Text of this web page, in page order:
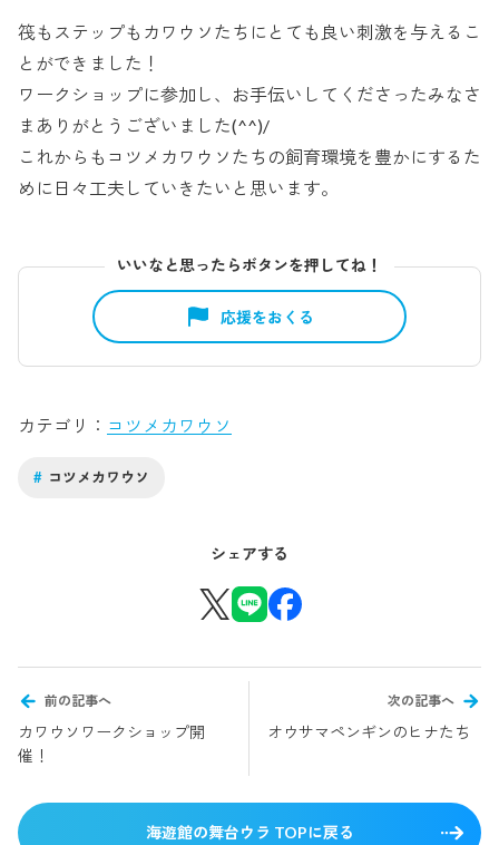
筏もステップもカワウソたちにとても良い刺激を与えるこ
とができました！
ワークショップに参加し、お手伝いしてくださったみなさ
まありがとうございました(^^)/
これからもコツメカワウソたちの飼育環境を豊かにするた
めに日々工夫していきたいと思います。
いいなと思ったらボタンを押してね！
応援をおくる
カテゴリ コツメカワウソ
# コツメカワウソ
シェアする
前の記事へ
カワウソワークショップ開
催！
次の記事へ
オウサマペンギンのヒナたち
海遊館の舞台ウラ TOPに戻る